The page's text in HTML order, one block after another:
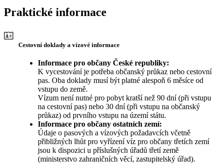
Praktické informace
Cestovní doklady a vízové informace
Informace pro občany České republiky:
K vycestování je potřeba občanský průkaz nebo cestovní
pas. Oba doklady musí být platné alespoň 6 měsíce od
vstupu do země.
Vízum není nutné pro pobyt kratší než 90 dní (při vstupu
na cestovní pas) nebo 30 dní (při vstupu na občanský
průkaz) od prvního vstupu na území státu.
Informace pro občany ostatních zemí:
Údaje o pasových a vízových požadavcích včetně
přibližných lhůt pro vyřízení víz pro občany třetích zemí
jsou k dispozici u příslušných úřadů třetí země
(ministerstvo zahraničních věcí, zastupitelský úřad).